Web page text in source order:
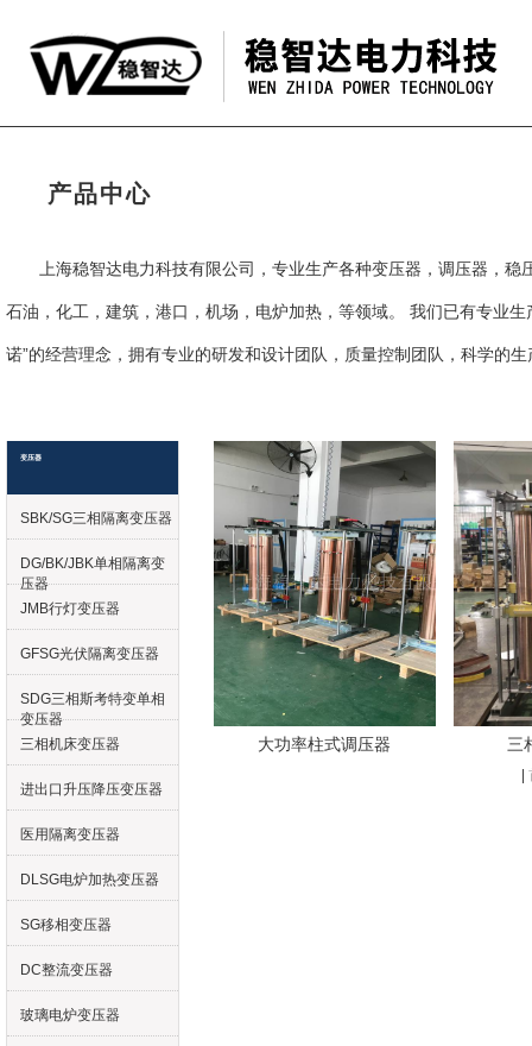
产品中心
上海稳智达电力科技有限公司，专业生产各种变压器，调压器，
石油，化工，建筑，港口，机场，电炉加热，等领域。 我们已有专业
诺”的经营理念，拥有专业的研发和设计团队，质量控制团队，科学的
变压器
SBK/SG三相隔离变压器
DG/BK/JBK单相隔离变
压器
JMB行灯变压器
GFSG光伏隔离变压器
SDG三相斯考特变单相
变压器
三相机床变压器
进出口升压降压变压器
医用隔离变压器
DLSG电炉加热变压器
SG移相变压器
DC整流变压器
玻璃电炉变压器
大功率柱式调压器 三
|